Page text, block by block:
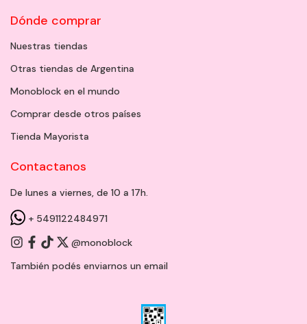
Dónde comprar
Nuestras tiendas
Otras tiendas de Argentina
Monoblock en el mundo
Comprar desde otros países
Tienda Mayorista
Contactanos
De lunes a viernes, de 10 a 17h.
+ 5491122484971
@monoblock
También podés enviarnos un email